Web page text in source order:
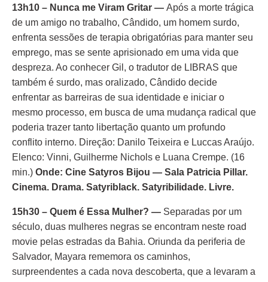
13h10 – Nunca me Viram Gritar — Após a morte trágica
de um amigo no trabalho, Cândido, um homem surdo,
enfrenta sessões de terapia obrigatórias para manter seu
emprego, mas se sente aprisionado em uma vida que
despreza. Ao conhecer Gil, o tradutor de LIBRAS que
também é surdo, mas oralizado, Cândido decide
enfrentar as barreiras de sua identidade e iniciar o
mesmo processo, em busca de uma mudança radical que
poderia trazer tanto libertação quanto um profundo
conflito interno. Direção: Danilo Teixeira e Luccas Araújo.
Elenco: Vinni, Guilherme Nichols e Luana Crempe. (16
min.) Onde: Cine Satyros Bijou — Sala Patricia Pillar.
Cinema. Drama. Satyriblack. Satyribilidade. Livre.
15h30 – Quem é Essa Mulher? — Separadas por um
século, duas mulheres negras se encontram neste road
movie pelas estradas da Bahia. Oriunda da periferia de
Salvador, Mayara rememora os caminhos,
surpreendentes a cada nova descoberta, que a levaram a